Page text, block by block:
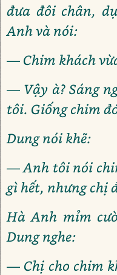
đưa đôi chân,
Anh và nói:
— Chim khách
— Vậy à? Sáng
tôi. Giống chim
Dung nói khẽ:
— Anh tôi nói
gì hết, nhưng chị
Hà Anh mỉm
Dung nghe:
— Chị cho chim